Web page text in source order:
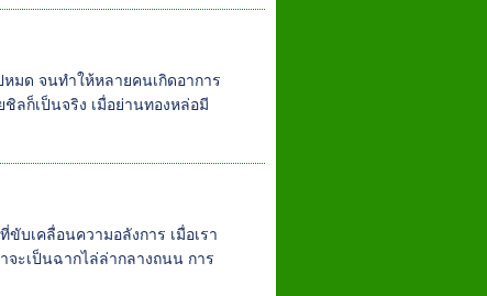
มด จนทำให้หลายคนเกิดอาการ
ลก็เป็นจริง เมื่อย่านทองหล่อมี
ขับเคลื่อนความอลังการ เมื่อเรา
จะเป็นฉากไล่ล่ากลางถนน การ